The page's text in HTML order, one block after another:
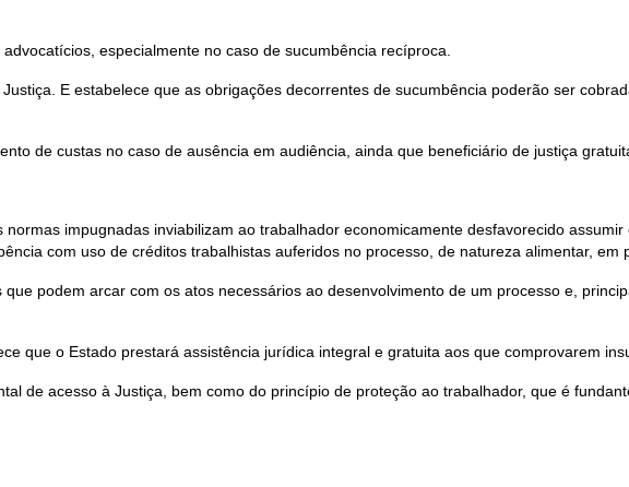
especialmente no caso de sucumbência recíproca.
E estabelece que as obrigações decorrentes de sucumbência poderão ser
de custas no caso de ausência em audiência, ainda que beneficiário de justiça
impugnadas inviabilizam ao trabalhador economicamente desfavorecido
com uso de créditos trabalhistas auferidos no processo, de natureza alimentar, em
podem arcar com os atos necessários ao desenvolvimento de um processo e,
que o Estado prestará assistência jurídica integral e gratuita aos que comprovarem
de acesso à Justiça, bem como do princípio de proteção ao trabalhador, que é